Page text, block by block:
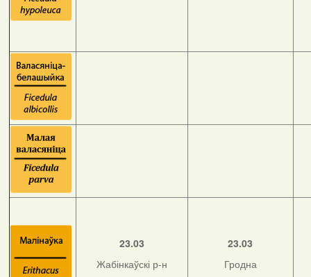
23.03
Жабінкаўскі р-н
23.03
Гродна